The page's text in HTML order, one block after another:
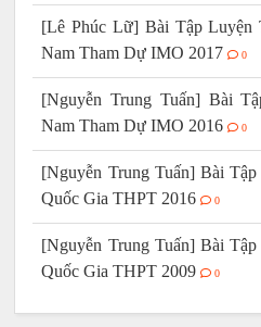
[Lê Phúc Lữ] Bài Tập
Nam Tham Dự IMO 2017
0
[Nguyễn Trung Tuấn] Bài
Nam Tham Dự IMO 2016
0
[Nguyễn Trung Tuấn] Bài
Quốc Gia THPT 2016
0
[Nguyễn Trung Tuấn] Bài
Quốc Gia THPT 2009
0